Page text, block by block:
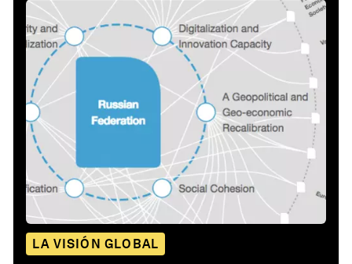
LA VISIÓN GLOBAL